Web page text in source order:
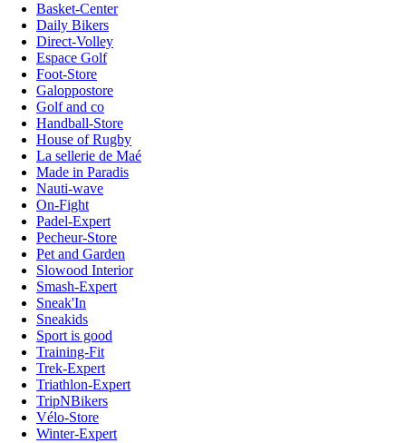
Basket-Center
Daily Bikers
Direct-Volley
Espace Golf
Foot-Store
Galoppostore
Golf and co
Handball-Store
House of Rugby
La sellerie de Maé
Made in Paradis
Nauti-wave
On-Fight
Padel-Expert
Pecheur-Store
Pet and Garden
Slowood Interior
Smash-Expert
Sneak'In
Sneakids
Sport is good
Training-Fit
Trek-Expert
Triathlon-Expert
TripNBikers
Vélo-Store
Winter-Expert